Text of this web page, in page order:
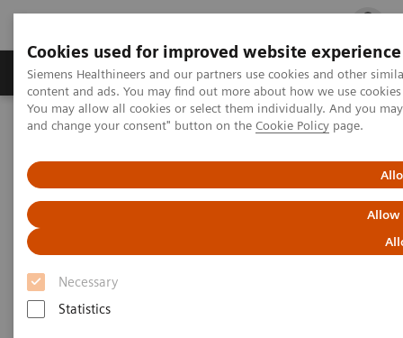
Cookies used for improved website experience
Siemens Healthineers and our partners use cookies and other
content and ads. You may find out more about how we use
You may allow all cookies or select them individually. And you
and change your consent" button on the Cookie Policy page.
Allow
Necessary
Statistics
Ürün ve Hizmetler Öne Çıkanlar Sağlık
Siemens Healthineers Türkiye
Laboratuvar Diagnostiği
Meme Kanseri
Testleri